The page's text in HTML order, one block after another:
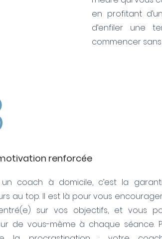
en profitant
d’enfiler une
commencer
renforcée
un coach à domicile, c’est la
au top. Il est là pour vous
sur vos objectifs, et vous
de vous-même à chaque séance.